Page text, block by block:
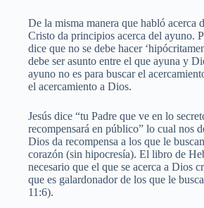
De la misma manera que habló acerca
Cristo da principios acerca del ayuno.
dice que no se debe hacer
debe ser asunto entre el que ayuna y
ayuno no es para buscar el
el acercamiento a Dios.
Jesús dice “tu Padre que ve en lo
recompensará en público” lo cual nos
Dios da recompensa a los que le
corazón (sin hipocresía). El libro de
necesario que el que se acerca a Dios
que es galardonador de los que le
11:6).